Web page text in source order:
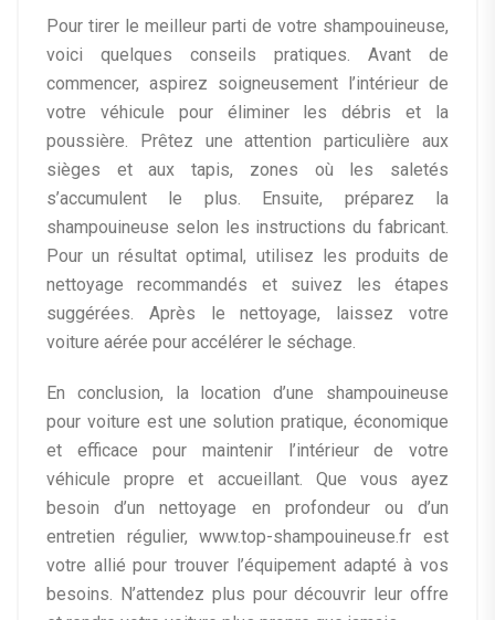
Pour tirer le meilleur parti de votre shampouineuse,
voici quelques conseils pratiques. Avant de
commencer, aspirez soigneusement l’intérieur de
votre véhicule pour éliminer les débris et la
poussière. Prêtez une attention particulière aux
sièges et aux tapis, zones où les saletés
s’accumulent le plus. Ensuite, préparez la
shampouineuse selon les instructions du fabricant.
Pour un résultat optimal, utilisez les produits de
nettoyage recommandés et suivez les étapes
suggérées. Après le nettoyage, laissez votre
voiture aérée pour accélérer le séchage.
En conclusion, la location d’une shampouineuse
pour voiture est une solution pratique, économique
et efficace pour maintenir l’intérieur de votre
véhicule propre et accueillant. Que vous ayez
besoin d’un nettoyage en profondeur ou d’un
entretien régulier, www.top-shampouineuse.fr est
votre allié pour trouver l’équipement adapté à vos
besoins. N’attendez plus pour découvrir leur offre